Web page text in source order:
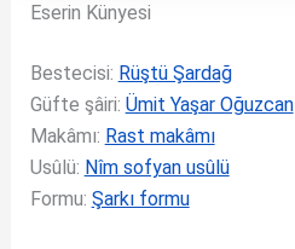
Eserin Künyesi
Bestecisi: Rüştü Şardağ
Güfte şâiri: Ümit Yaşar Oğuzcan
Makâmı: Rast makâmı
Usûlü: Nîm sofyan usûlü
Formu: Şarkı formu